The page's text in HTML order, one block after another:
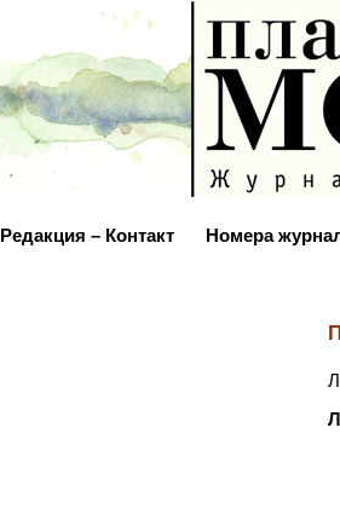
Редакция – Контакт Номера